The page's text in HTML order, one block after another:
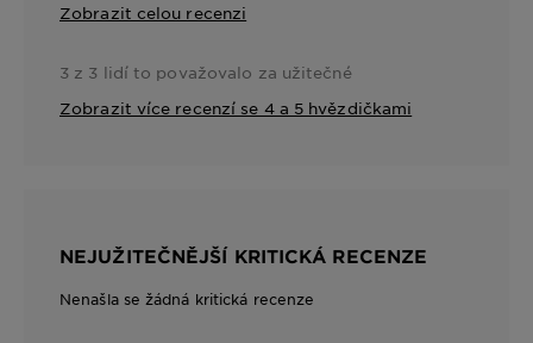
Zobrazit celou recenzi
3 z 3 lidí to považovalo za užitečné
Zobrazit více recenzí se 4 a 5 hvězdičkami
NEJUŽITEČNĚJŠÍ KRITICKÁ RECENZE
Nenašla se žádná kritická recenze